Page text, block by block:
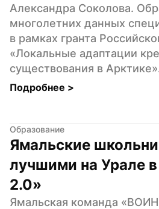
Александра Соколова.
многолетних данных
в рамках гранта
«Локальные адаптации
существования в
Подробнее >
Образование
Ямальские
лучшими на Урале
2.0»
Ямальская команда